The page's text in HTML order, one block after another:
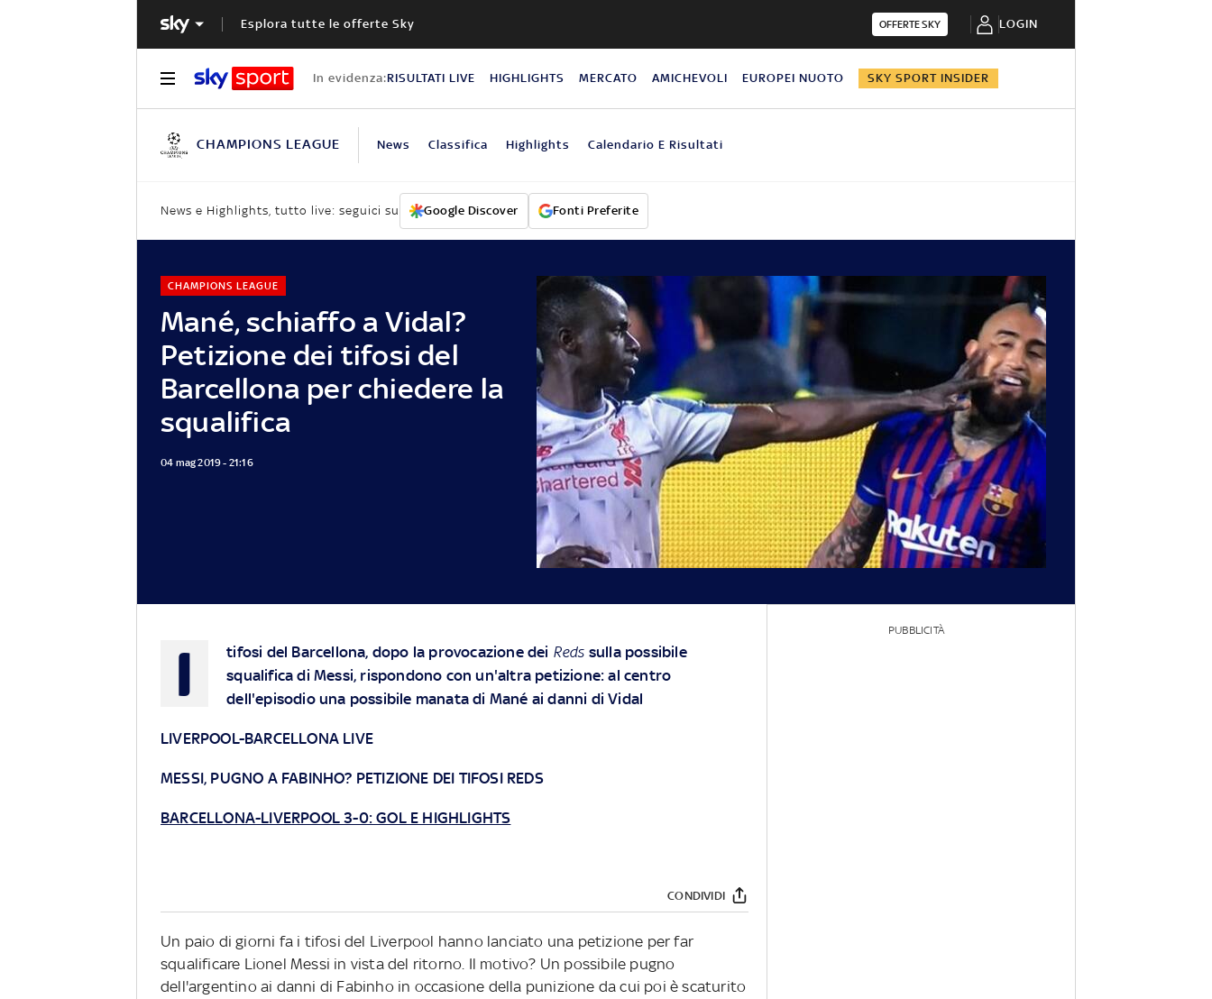
Esplora tutte le offerte Sky OFFERTE SKY LOGIN
In evidenza:RISULTATI LIVE HIGHLIGHTS MERCATO AMICHEVOLI EUROPEI NUOTO SKY SPORT INSIDER
CHAMPIONS LEAGUE News Classifica Highlights Calendario E Risultati
News e Highlights, tutto live: seguici su Google Discover Fonti Preferite
Mané, schiaffo a Vidal?
Petizione dei tifosi del
Barcellona per chiedere la
squalifica
CHAMPIONS LEAGUE
04 mag 2019 - 21:16
I tifosi del Barcellona, dopo la provocazione dei Reds sulla possibile
squalifica di Messi, rispondono con un'altra petizione: al centro
dell'episodio una possibile manata di Mané ai danni di Vidal
LIVERPOOL-BARCELLONA LIVE
MESSI, PUGNO A FABINHO? PETIZIONE DEI TIFOSI REDS
BARCELLONA-LIVERPOOL 3-0: GOL E HIGHLIGHTS
CONDIVIDI
Un paio di giorni fa i tifosi del Liverpool hanno lanciato una petizione per far
squalificare Lionel Messi in vista del ritorno. Il motivo? Un possibile pugno
dell'argentino ai danni di Fabinho in occasione della punizione da cui poi è scaturito
PUBBLICITÀ